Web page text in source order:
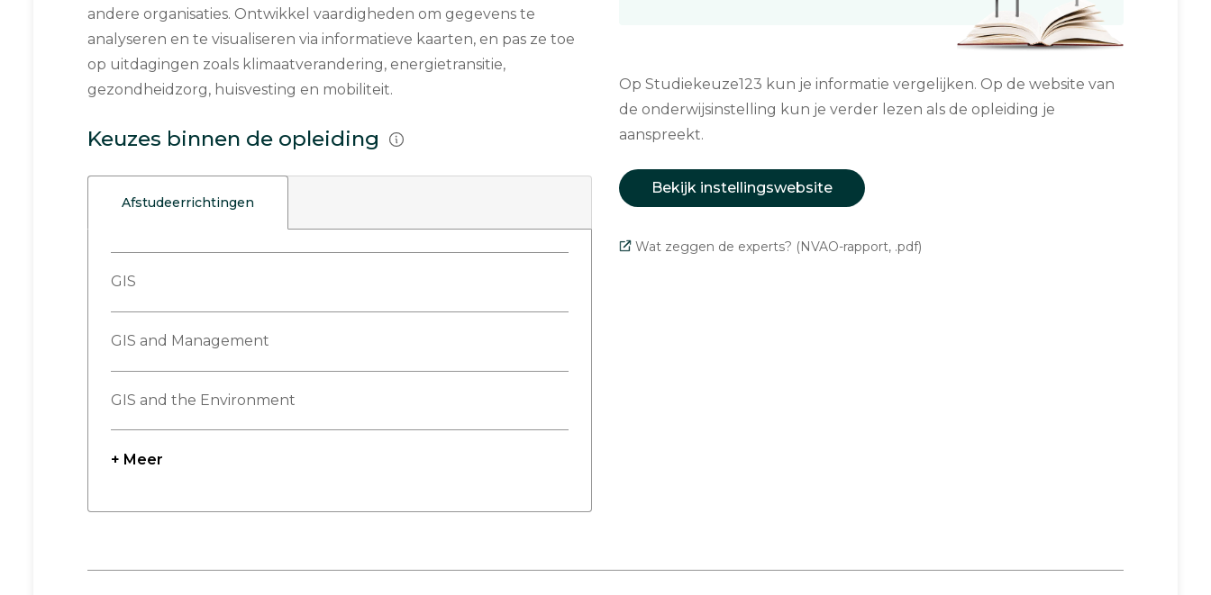
andere organisaties. Ontwikkel vaardigheden om gegevens te
analyseren en te visualiseren via informatieve kaarten, en pas ze toe
op uitdagingen zoals klimaatverandering, energietransitie,
gezondheidzorg, huisvesting en mobiliteit.
Keuzes binnen de opleiding
Afstudeerrichtingen
GIS
GIS and Management
GIS and the Environment
+ Meer
Op Studiekeuze123 kun je informatie vergelijken. Op de website van
de onderwijsinstelling kun je verder lezen als de opleiding je
aanspreekt.
Bekijk instellingswebsite
Wat zeggen de experts? (NVAO-rapport, .pdf)